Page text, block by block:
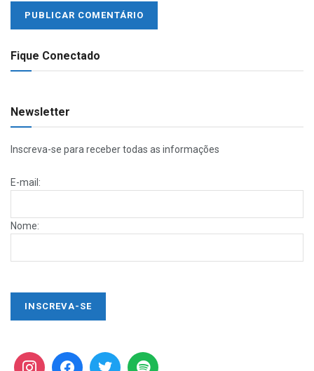
Fique Conectado
Newsletter
Inscreva-se para receber todas as informações
E-mail:
Nome: